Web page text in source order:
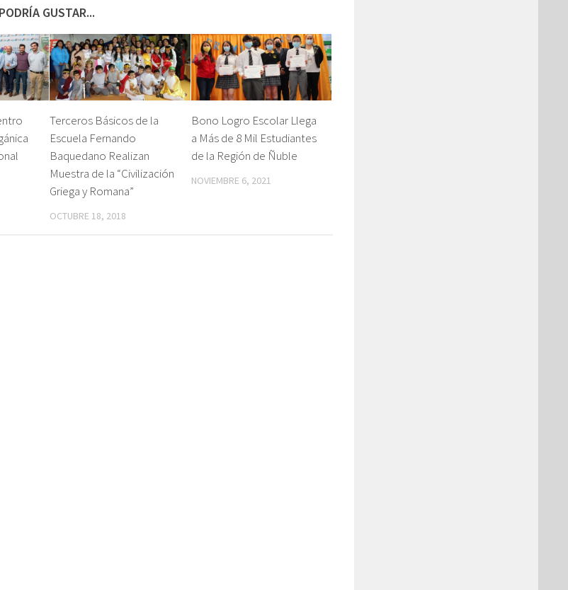
GUSTAR...
Terceros Básicos de la
Escuela Fernando
Baquedano Realizan
Muestra de la “Civilización
Griega y Romana”
OCTUBRE 18, 2018
Bono Logro Escolar Llega
a Más de 8 Mil Estudiantes
de la Región de Ñuble
NOVIEMBRE 6, 2021